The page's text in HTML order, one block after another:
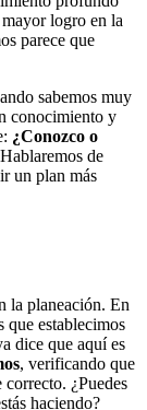
logro en la
parece que
sabemos muy
conocimiento y
¿Conozco o
de
un plan más
la planeación. En
que establecimos
dice que aquí es
, verificando que
correcto. ¿Puedes
haciendo?